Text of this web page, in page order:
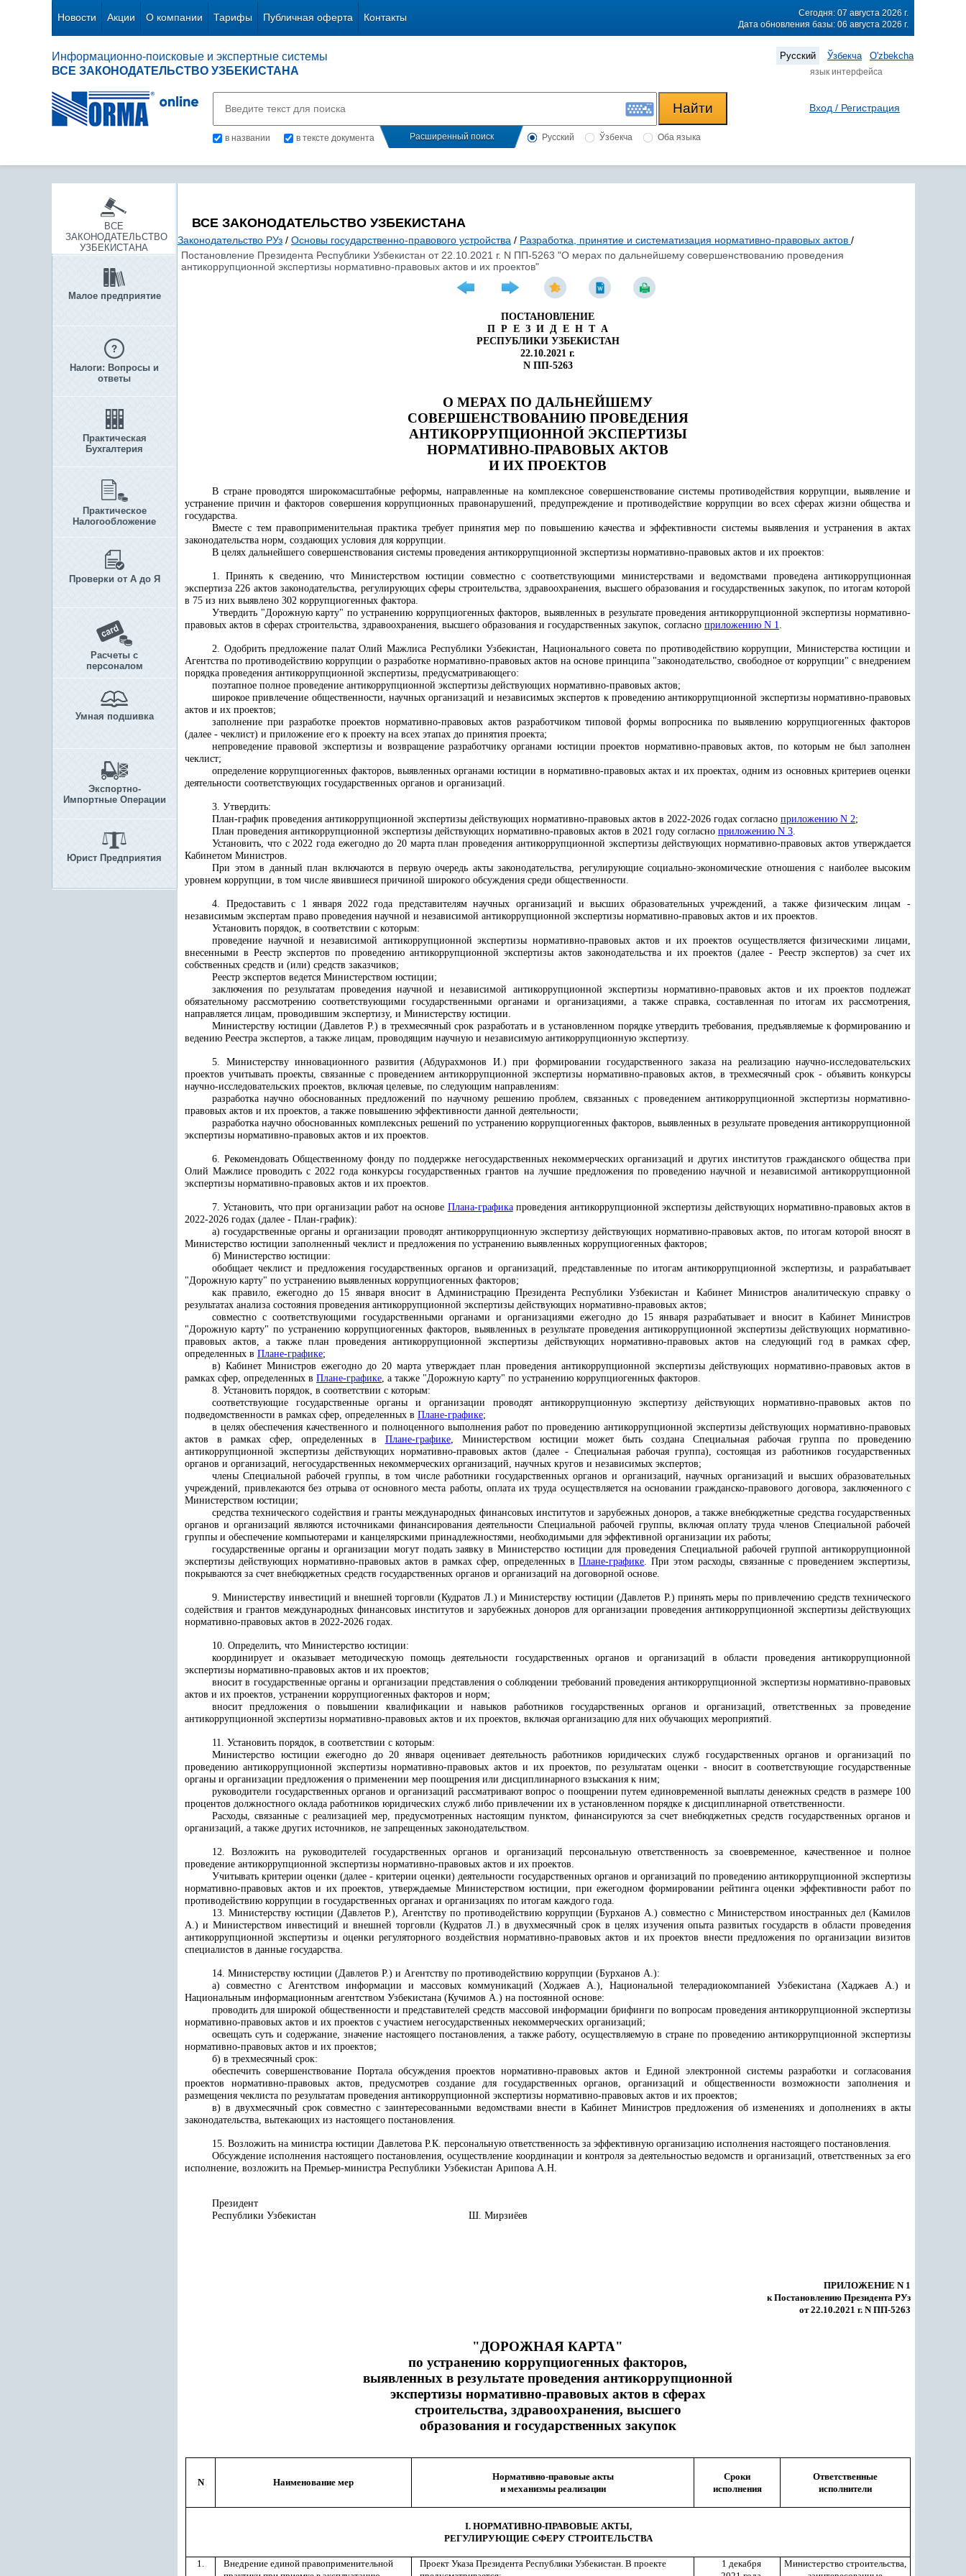
Новости Акции О компании Тарифы Публичная оферта Контакты
Сегодня: 07 августа 2026 г.
Дата обновления базы: 06 августа 2026 г.
Информационно-поисковые и экспертные системы
ВСЕ ЗАКОНОДАТЕЛЬСТВО УЗБЕКИСТАНА
Русский Ўзбекча O'zbekcha
язык интерфейса
в названии в тексте документа Расширенный поиск Русский Ўзбекча Оба языка
Вход / Регистрация
ВСЕ
ЗАКОНОДАТЕЛЬСТВО
УЗБЕКИСТАНА
Малое предприятие
Налоги: Вопросы и
ответы
Практическая
Бухгалтерия
Практическое
Налогообложение
Проверки от А до Я
Расчеты с
персоналом
Умная подшивка
Экспортно-
Импортные Операции
Юрист Предприятия
ВСЕ ЗАКОНОДАТЕЛЬСТВО УЗБЕКИСТАНА
Законодательство РУз / Основы государственно-правового устройства / Разработка, принятие и систематизация нормативно-правовых актов /
Постановление Президента Республики Узбекистан от 22.10.2021 г. N ПП-5263 "О мерах по дальнейшему совершенствованию проведения
антикоррупционной экспертизы нормативно-правовых актов и их проектов"
ПОСТАНОВЛЕНИЕ
П Р Е З И Д Е Н Т А
РЕСПУБЛИКИ УЗБЕКИСТАН
22.10.2021 г.
N ПП-5263
О МЕРАХ ПО ДАЛЬНЕЙШЕМУ
СОВЕРШЕНСТВОВАНИЮ ПРОВЕДЕНИЯ
АНТИКОРРУПЦИОННОЙ ЭКСПЕРТИЗЫ
НОРМАТИВНО-ПРАВОВЫХ АКТОВ
И ИХ ПРОЕКТОВ
В стране проводятся широкомасштабные реформы, направленные на комплексное совершенствование системы противодействия коррупции, выявление и
устранение причин и факторов совершения коррупционных правонарушений, предупреждение и противодействие коррупции во всех сферах жизни общества и
государства.
Вместе с тем правоприменительная практика требует принятия мер по повышению качества и эффективности системы выявления и устранения в актах
законодательства норм, создающих условия для коррупции.
В целях дальнейшего совершенствования системы проведения антикоррупционной экспертизы нормативно-правовых актов и их проектов:
1. Принять к сведению, что Министерством юстиции совместно с соответствующими министерствами и ведомствами проведена антикоррупционная
экспертиза 226 актов законодательства, регулирующих сферы строительства, здравоохранения, высшего образования и государственных закупок, по итогам которой
в 75 из них выявлено 302 коррупциогенных фактора.
Утвердить "Дорожную карту" по устранению коррупциогенных факторов, выявленных в результате проведения антикоррупционной экспертизы нормативно-
правовых актов в сферах строительства, здравоохранения, высшего образования и государственных закупок, согласно приложению N 1.
2. Одобрить предложение палат Олий Мажлиса Республики Узбекистан, Национального совета по противодействию коррупции, Министерства юстиции и
Агентства по противодействию коррупции о разработке нормативно-правовых актов на основе принципа "законодательство, свободное от коррупции" с внедрением
порядка проведения антикоррупционной экспертизы, предусматривающего:
поэтапное полное проведение антикоррупционной экспертизы действующих нормативно-правовых актов;
широкое привлечение общественности, научных организаций и независимых экспертов к проведению антикоррупционной экспертизы нормативно-правовых
актов и их проектов;
заполнение при разработке проектов нормативно-правовых актов разработчиком типовой формы вопросника по выявлению коррупциогенных факторов
(далее - чеклист) и приложение его к проекту на всех этапах до принятия проекта;
непроведение правовой экспертизы и возвращение разработчику органами юстиции проектов нормативно-правовых актов, по которым не был заполнен
чеклист;
определение коррупциогенных факторов, выявленных органами юстиции в нормативно-правовых актах и их проектах, одним из основных критериев оценки
деятельности соответствующих государственных органов и организаций.
3. Утвердить:
План-график проведения антикоррупционной экспертизы действующих нормативно-правовых актов в 2022-2026 годах согласно приложению N 2;
План проведения антикоррупционной экспертизы действующих нормативно-правовых актов в 2021 году согласно приложению N 3.
Установить, что с 2022 года ежегодно до 20 мартаплан проведения антикоррупционной экспертизы действующих нормативно-правовых актов утверждается
Кабинетом Министров.
При этом в данный план включаются в первую очередь акты законодательства, регулирующие социально-экономические отношения с наиболее высоким
уровнем коррупции, в том числе явившиеся причиной широкого обсуждения среди общественности.
4. Предоставить с 1 января 2022 года представителям научных организаций и высших образовательных учреждений, а также физическим лицам -
независимым экспертам право проведения научной и независимой антикоррупционной экспертизы нормативно-правовых актов и их проектов.
Установить порядок, в соответствии с которым:
проведение научной и независимой антикоррупционной экспертизы нормативно-правовых актов и их проектов осуществляется физическими лицами,
внесенными в Реестр экспертов по проведению антикоррупционной экспертизы актов законодательства и их проектов (далее - Реестр экспертов) за счет их
собственных средств и (или) средств заказчиков;
Реестр экспертов ведется Министерством юстиции;
заключения по результатам проведения научной и независимой антикоррупционной экспертизы нормативно-правовых актов и их проектов подлежат
обязательному рассмотрению соответствующими государственными органами и организациями, а также справка, составленная по итогам их рассмотрения,
направляется лицам, проводившим экспертизу, и Министерству юстиции.
Министерству юстиции (Давлетов Р.) в трехмесячный срок разработать и в установленном порядке утвердить требования, предъявляемые к формированию и
ведению Реестра экспертов, а также лицам, проводящим научную и независимую антикоррупционную экспертизу.
5. Министерству инновационного развития (Абдурахмонов И.) при формировании государственного заказа на реализацию научно-исследовательских
проектов учитывать проекты, связанные с проведением антикоррупционной экспертизы нормативно-правовых актов, в трехмесячный срок - объявить конкурсы
научно-исследовательских проектов, включая целевые, по следующим направлениям:
разработка научно обоснованных предложений по научному решению проблем, связанных с проведением антикоррупционной экспертизы нормативно-
правовых актов и их проектов, а также повышению эффективности данной деятельности;
разработка научно обоснованных комплексных решений по устранению коррупциогенных факторов, выявленных в результате проведения антикоррупционной
экспертизы нормативно-правовых актов и их проектов.
6. Рекомендовать Общественному фонду по поддержке негосударственных некоммерческих организаций и других институтов гражданского общества при
Олий Мажлисе проводить с 2022 года конкурсы государственных грантов на лучшие предложения по проведению научной и независимой антикоррупционной
экспертизы нормативно-правовых актов и их проектов.
7. Установить, что при организации работ на основе Плана-графикапроведения антикоррупционной экспертизы действующих нормативно-правовых актов в
2022-2026 годах (далее - План-график):
а) государственные органы и организации проводят антикоррупционную экспертизу действующих нормативно-правовых актов, по итогам которой вносят в
Министерство юстиции заполненный чеклист и предложения по устранению выявленных коррупциогенных факторов;
б) Министерство юстиции:
обобщает чеклист и предложения государственных органов и организаций, представленные по итогам антикоррупционной экспертизы, и разрабатывает
"Дорожную карту" по устранению выявленных коррупциогенных факторов;
как правило,ежегодно до 15 январявносит в Администрацию Президента Республики Узбекистан и Кабинет Министров аналитическую справку о
результатах анализа состояния проведения антикоррупционной экспертизы действующих нормативно-правовых актов;
совместно с соответствующими государственными органами и организациями ежегодно до 15 январяразрабатывает и вносит в Кабинет Министров
"Дорожную карту" по устранению коррупциогенных факторов, выявленных в результате проведения антикоррупционной экспертизы действующих нормативно-
правовых актов, а также план проведения антикоррупционной экспертизы действующих нормативно-правовых актов на следующий год в рамках сфер,
определенных в Плане-графике;
в) Кабинет Министров ежегодно до 20 марта утверждает план проведения антикоррупционной экспертизы действующих нормативно-правовых актов в
рамках сфер, определенных в Плане-графике, а также "Дорожную карту" по устранению коррупциогенных факторов.
8. Установить порядок, в соответствии с которым:
соответствующие государственные органы и организации проводят антикоррупционную экспертизу действующих нормативно-правовых актов по
подведомственности в рамках сфер, определенных в Плане-графике;
в целях обеспечения качественного и полноценного выполнения работ по проведению антикоррупционной экспертизы действующих нормативно-правовых
актов в рамках сфер, определенных в Плане-графике, Министерством юстиции может быть создана Специальная рабочая группа по проведению
антикоррупционной экспертизы действующих нормативно-правовых актов (далее - Специальная рабочая группа), состоящая из работников государственных
органов и организаций, негосударственных некоммерческих организаций, научных кругов и независимых экспертов;
члены Специальной рабочей группы, в том числе работники государственных органов и организаций, научных организаций и высших образовательных
учреждений, привлекаются без отрыва от основного места работы, оплата их труда осуществляется на основании гражданско-правового договора, заключенного с
Министерством юстиции;
средства технического содействия и гранты международных финансовых институтов и зарубежных доноров, а также внебюджетные средства государственных
органов и организаций являются источниками финансирования деятельности Специальной рабочей группы, включая оплату труда членов Специальной рабочей
группы и обеспечение компьютерами и канцелярскими принадлежностями, необходимыми для эффективной организации их работы;
государственные органы и организации могут подать заявку в Министерство юстиции для проведения Специальной рабочей группой антикоррупционной
экспертизы действующих нормативно-правовых актов в рамках сфер, определенных вПлане-графике. При этом расходы, связанные с проведением экспертизы,
покрываются за счет внебюджетных средств государственных органов и организаций на договорной основе.
9. Министерству инвестиций и внешней торговли (Кудратов Л.) и Министерству юстиции (Давлетов Р.) принять меры по привлечению средств технического
содействия и грантов международных финансовых институтов и зарубежных доноров для организации проведения антикоррупционной экспертизы действующих
нормативно-правовых актов в 2022-2026 годах.
10. Определить, что Министерство юстиции:
координирует и оказывает методическую помощь деятельности государственных органов и организаций в области проведения антикоррупционной
экспертизы нормативно-правовых актов и их проектов;
вносит в государственные органы и организации представления о соблюдении требований проведения антикоррупционной экспертизы нормативно-правовых
актов и их проектов, устранении коррупциогенных факторов и норм;
вносит предложения о повышении квалификации и навыков работников государственных органов и организаций, ответственных за проведение
антикоррупционной экспертизы нормативно-правовых актов и их проектов, включая организацию для них обучающих мероприятий.
11. Установить порядок, в соответствии с которым:
Министерство юстицииежегодно до 20 января оценивает деятельность работников юридических служб государственных органов и организаций по
проведению антикоррупционной экспертизы нормативно-правовых актов и их проектов, по результатам оценки - вносит в соответствующие государственные
органы и организации предложения о применении мер поощрения или дисциплинарного взыскания к ним;
руководители государственных органов и организаций рассматривают вопрос о поощрении путем единовременной выплаты денежных средств в размере 100
процентов должностного оклада работников юридических служб либо привлечении их в установленном порядке к дисциплинарной ответственности.
Расходы, связанные с реализацией мер, предусмотренных настоящим пунктом, финансируются за счет внебюджетных средств государственных органов и
организаций, а также других источников, не запрещенных законодательством.
12. Возложить на руководителей государственных органов и организаций персональную ответственность за своевременное, качественное и полное
проведение антикоррупционной экспертизы нормативно-правовых актов и их проектов.
Учитывать критерии оценки (далее - критерии оценки) деятельности государственных органов и организаций по проведению антикоррупционной экспертизы
нормативно-правовых актов и их проектов, утверждаемые Министерством юстиции, при ежегодном формировании рейтинга оценки эффективности работ по
противодействию коррупции в государственных органах и организациях по итогам каждого года.
13. Министерству юстиции (Давлетов Р.), Агентству по противодействию коррупции (Бурханов А.) совместно с Министерством иностранных дел (Камилов
А.) и Министерством инвестиций и внешней торговли (Кудратов Л.) в двухмесячный срок в целях изучения опыта развитых государств в области проведения
антикоррупционной экспертизы и оценки регуляторного воздействия нормативно-правовых актов и их проектов внести предложения по организации визитов
специалистов в данные государства.
14. Министерству юстиции (Давлетов Р.) и Агентству по противодействию коррупции (Бурханов А.):
а) совместно с Агентством информации и массовых коммуникаций (Ходжаев А.), Национальной телерадиокомпанией Узбекистана (Хаджаев А.) и
Национальным информационным агентством Узбекистана (Кучимов А.) на постоянной основе:
проводить для широкой общественности и представителей средств массовой информации брифинги по вопросам проведения антикоррупционной экспертизы
нормативно-правовых актов и их проектов с участием негосударственных некоммерческих организаций;
освещать суть и содержание, значение настоящего постановления, а также работу, осуществляемую в стране по проведению антикоррупционной экспертизы
нормативно-правовых актов и их проектов;
б) в трехмесячный срок:
обеспечить совершенствование Портала обсуждения проектов нормативно-правовых актов и Единой электронной системы разработки и согласования
проектов нормативно-правовых актов, предусмотрев создание для государственных органов, организаций и общественности возможности заполнения и
размещения чеклиста по результатам проведения антикоррупционной экспертизы нормативно-правовых актов и их проектов;
в) в двухмесячный срок совместно с заинтересованными ведомствами внести в Кабинет Министров предложения об изменениях и дополнениях в акты
законодательства, вытекающих из настоящего постановления.
15. Возложить на министра юстиции Давлетова Р.К. персональную ответственность за эффективную организацию исполнения настоящего постановления.
Обсуждение исполнения настоящего постановления, осуществление координации и контроля за деятельностью ведомств и организаций, ответственных за его
исполнение, возложить на Премьер-министра Республики Узбекистан Арипова А.Н.
Президент
Республики Узбекистан Ш. Мирзиёев
ПРИЛОЖЕНИЕ N 1
к Постановлению Президента РУз
от 22.10.2021 г. N ПП-5263
"ДОРОЖНАЯ КАРТА"
по устранению коррупциогенных факторов,
выявленных в результате проведения антикоррупционной
экспертизы нормативно-правовых актов в сферах
строительства, здравоохранения, высшего
образования и государственных закупок
N Наименование мер
Нормативно-правовые акты
и механизмы реализации
Сроки
исполнения
Ответственные
исполнители
I. НОРМАТИВНО-ПРАВОВЫЕ АКТЫ,
РЕГУЛИРУЮЩИЕ СФЕРУ СТРОИТЕЛЬСТВА
1.
Внедрение единой правоприменительной
Проект Указа Президента Республики Узбекистан. В проекте
1 декабря
Министерство строительства,